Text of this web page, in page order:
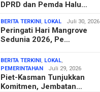
DPRD dan Pemda Halu…
BERITA TERKINI , LOKAL Juli 30, 2026
Peringati Hari Mangrove
Sedunia 2026, Pe…
BERITA TERKINI , LOKAL,
PEMERINTAHAN
Juli 29, 2026
Piet-Kasman Tunjukkan
Komitmen, Jembatan…